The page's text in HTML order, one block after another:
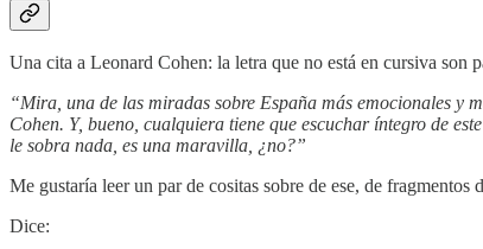
Una cita a Leonard Cohen: la letra que no está en cursiva son
“Mira, una de las miradas sobre España más emocionales y
Cohen. Y, bueno, cualquiera tiene que escuchar íntegro de
le sobra nada, es una maravilla, ¿no?”
Me gustaría leer un par de cositas sobre de ese, de
Dice: